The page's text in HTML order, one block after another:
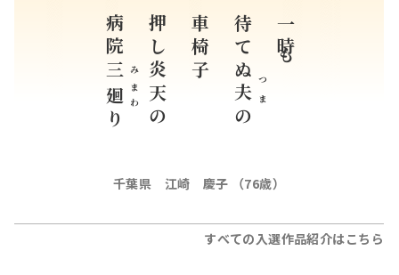
一時も
待てぬ
夫 つま
の
車椅子
押し炎天の
病院
三 み
廻 まわ
り
千葉県 江崎 慶子 （76歳）
すべての入選作品紹介はこちら